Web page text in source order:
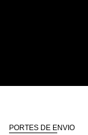
PORTES DE ENVIO